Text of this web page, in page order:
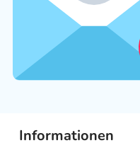
Informationen